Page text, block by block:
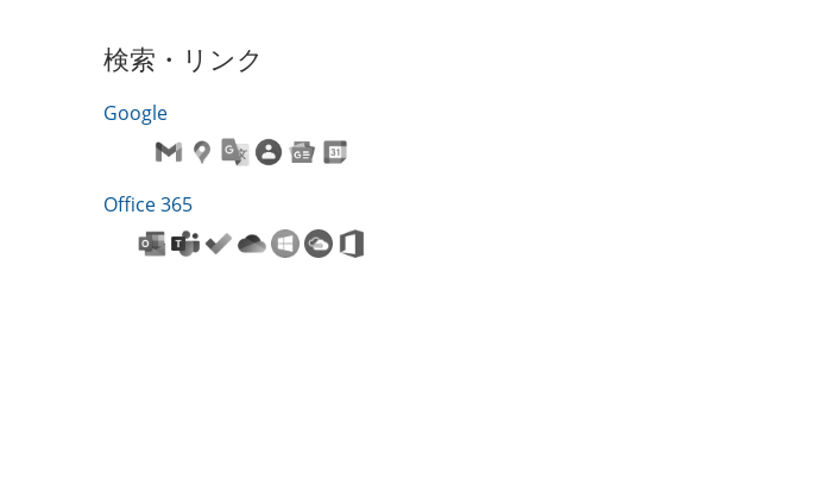
検索・リンク
Google
Office 365